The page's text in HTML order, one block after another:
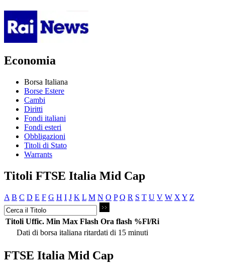
Economia
Borsa Italiana
Borse Estere
Cambi
Diritti
Fondi italiani
Fondi esteri
Obbligazioni
Titoli di Stato
Warrants
Titoli FTSE Italia Mid Cap
A B C D E F G H I J K L M N O P Q R S T U V W X Y Z
Titoli Uffic. Min Max Flash Ora flash %Fl/Ri
Dati di borsa italiana ritardati di 15 minuti
FTSE Italia Mid Cap